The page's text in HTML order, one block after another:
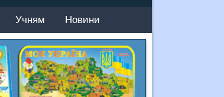
Учням Новини